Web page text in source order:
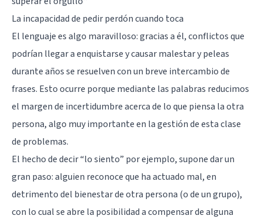
La incapacidad de pedir perdón cuando toca
El lenguaje es algo maravilloso: gracias a él, conflictos que
podrían llegar a enquistarse y causar malestar y peleas
durante años se resuelven con un breve intercambio de
frases. Esto ocurre porque mediante las palabras reducimos
el margen de incertidumbre acerca de lo que piensa la otra
persona, algo muy importante en la gestión de esta clase
de problemas.
El hecho de decir “lo siento” por ejemplo, supone dar un
gran paso: alguien reconoce que ha actuado mal, en
detrimento del bienestar de otra persona (o de un grupo),
con lo cual se abre la posibilidad a compensar de alguna